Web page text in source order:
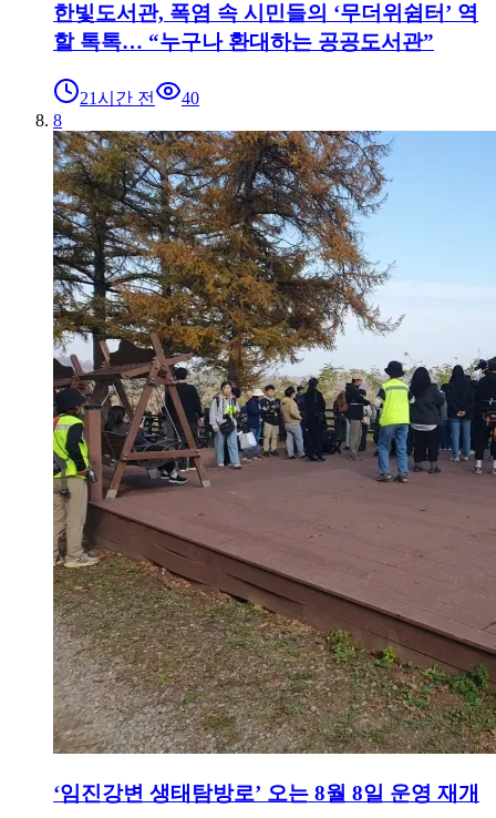
한빛도서관, 폭염 속 시민들의 ‘무더위쉼터’ 역
할 톡톡… “누구나 환대하는 공공도서관”
21시간 전
40
8
‘임진강변 생태탐방로’ 오는 8월 8일 운영 재개